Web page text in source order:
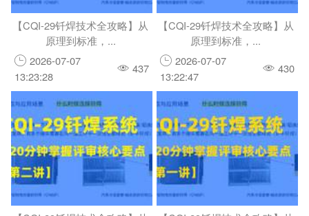
【CQI-29钎焊技术全攻略】从
原理到标准，...
2026-07-07
13:23:28
437
【CQI-29钎焊技术全攻略】从
原理到标准，...
2026-07-07
13:22:47
430